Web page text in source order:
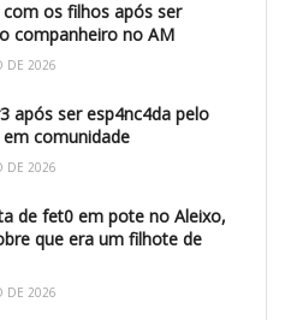
os filhos após ser
companheiro no AM
DE 2026
após ser esp4nc4da pelo
comunidade
DE 2026
de fet0 em pote no Aleixo,
que era um filhote de
DE 2026